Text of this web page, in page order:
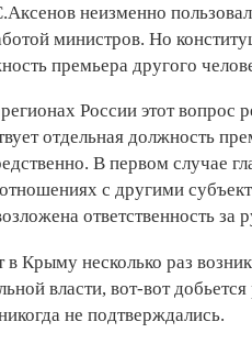
неизменно
министров. Но
премьера другого
России этот
отдельная должность
В первом случае
отношениях с другими
ответственность
Крыму несколько раз
власти, вот-вот
не подтверждались.